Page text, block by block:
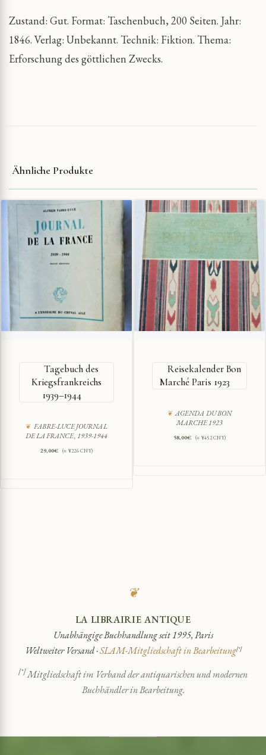
Zustand: Gut. Format: Taschenbuch, 200 Seiten. Jahr:
1846. Verlag: Unbekannt. Technik: Fiktion. Thema:
Erforschung des göttlichen Zwecks.
Ähnliche Produkte
Tagebuch des
Kriegsfrankreichs
1939–1944
FABRE-LUCE JOURNAL
DE LA FRANCE, 1939-1944
29,00€ (≈ ¥226 CNY)
Reisekalender Bon
Marché Paris 1923
AGENDA DU BON
MARCHE 1923
58,00€ (≈ ¥452 CNY)
❦
LA LIBRAIRIE ANTIQUE
Unabhängige Buchhandlung seit 1995, Paris
Weltweiter Versand ·SLAM-Mitgliedschaft in Bearbeitung[*]
[*]Mitgliedschaft im Verband der antiquarischen und modernen
Buchhändler in Bearbeitung.